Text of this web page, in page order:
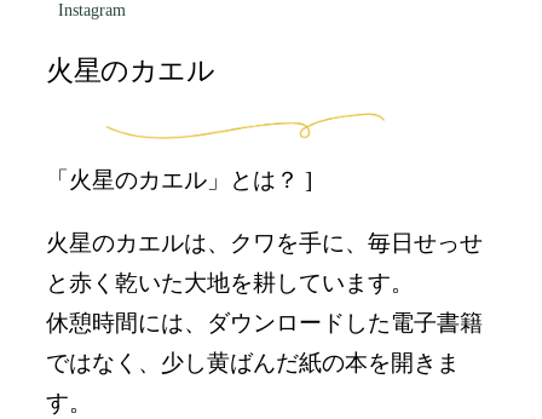
Instagram
火星のカエル
「火星のカエル」とは？ ]
火星のカエルは、クワを手に、毎日せっせ
と赤く乾いた大地を耕しています。
休憩時間には、ダウンロードした電子書籍
ではなく、少し黄ばんだ紙の本を開きま
す。